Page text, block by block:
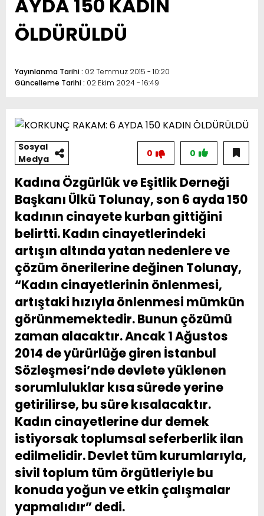
AYDA 150 KADIN
ÖLDÜRÜLDÜ
Yayınlanma Tarihi : 02 Temmuz 2015 - 10:20
Güncelleme Tarihi : 02 Ekim 2024 - 16:49
Sosyal
Medya
0
0
Kadına Özgürlük ve Eşitlik Derneği
Başkanı Ülkü Tolunay, son 6 ayda 150
kadının cinayete kurban gittiğini
belirtti. Kadın cinayetlerindeki
artışın altında yatan nedenlere ve
çözüm önerilerine değinen Tolunay,
“Kadın cinayetlerinin önlenmesi,
artıştaki hızıyla önlenmesi mümkün
görünmemektedir. Bunun çözümü
zaman alacaktır. Ancak 1 Ağustos
2014 de yürürlüğe giren İstanbul
Sözleşmesi’nde devlete yüklenen
sorumluluklar kısa sürede yerine
getirilirse, bu süre kısalacaktır.
Kadın cinayetlerine dur demek
istiyorsak toplumsal seferberlik ilan
edilmelidir. Devlet tüm kurumlarıyla,
sivil toplum tüm örgütleriyle bu
konuda yoğun ve etkin çalışmalar
yapmalıdır” dedi.